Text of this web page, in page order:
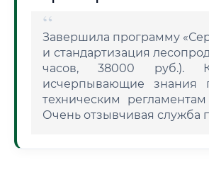
Завершила программу
и стандартизация
часов, 38000 руб.).
исчерпывающие знания
техническим
Очень отзывчивая служба